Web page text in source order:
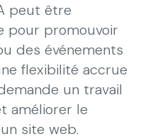
peut être
pour promouvoir
des événements
flexibilité accrue
un travail
améliorer le
site web.